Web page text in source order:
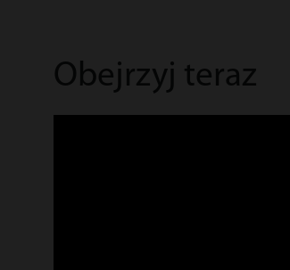
Obejrzyj teraz